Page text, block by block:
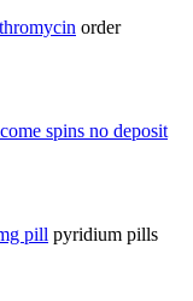
order
spins no deposit
pill pyridium pills